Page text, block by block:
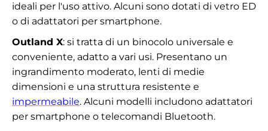
ideali per l'uso attivo. Alcuni sono dotati di vetro ED
o di adattatori per smartphone.
Outland X: si tratta di un binocolo universale e
conveniente, adatto a vari usi. Presentano un
ingrandimento moderato, lenti di medie
dimensioni e una struttura resistente e
impermeabile. Alcuni modelli includono adattatori
per smartphone o telecomandi Bluetooth.